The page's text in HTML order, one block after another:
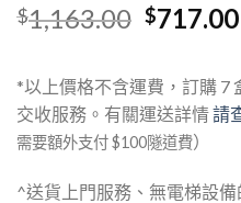
$1,163.00 Original
was:
$717.00
*以上價格不含運費，訂購 7
交收服務。有關運送詳情請
需要額外支付 $100隧道費）
^送貨上門服務、無電梯設